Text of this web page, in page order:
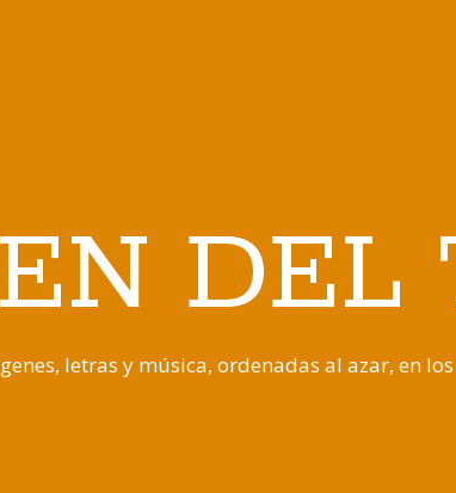
DEL
letras y música, ordenadas al azar, en